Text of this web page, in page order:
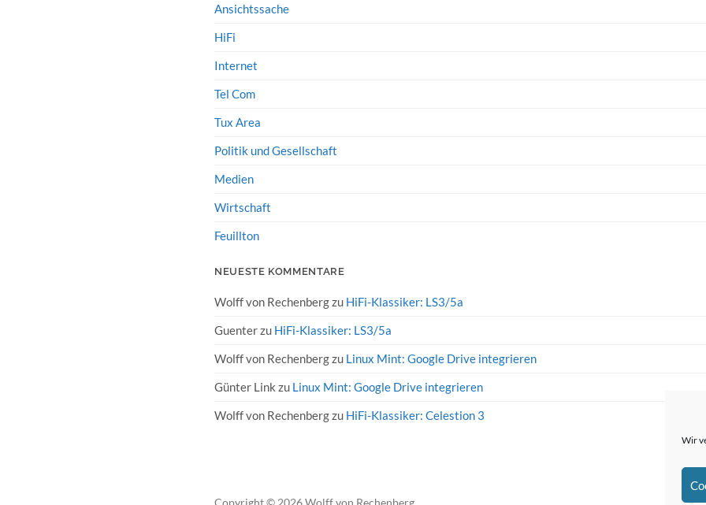
Wir
Ansichtssache
HiFi
Internet
Tel Com
Tux Area
Politik und Gesellschaft
Medien
Wirtschaft
Feuillton
NEUESTE KOMMENTARE
Wolff von Rechenbergzu HiFi-Klassiker: LS3/5a
Guenterzu HiFi-Klassiker: LS3/5a
Wolff von Rechenbergzu Linux Mint: Google Drive integrieren
Günter Link zu Linux Mint: Google Drive integrieren
Wolff von Rechenbergzu HiFi-Klassiker: Celestion 3